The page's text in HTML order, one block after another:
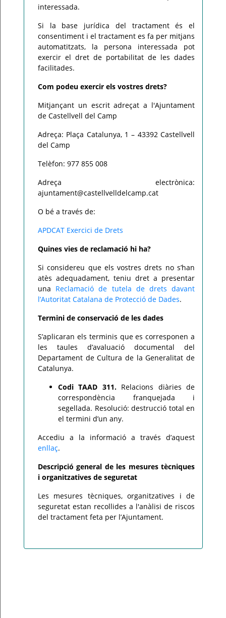
interessada.
Si la base jurídica del tractament és el
consentiment i el tractament es fa per mitjans
automatitzats, la persona interessada pot
exercir el dret de portabilitat de les dades
facilitades.
Com podeu exercir els vostres drets?
Mitjançant un escrit adreçat a l'Ajuntament
de Castellvell del Camp
Adreça: Plaça Catalunya, 1 – 43392 Castellvell
del Camp
Telèfon: 977 855 008
Adreça electrònica:
ajuntament@castellvelldelcamp.cat
O bé a través de:
APDCAT Exercici de Drets
Quines vies de reclamació hi ha?
Si considereu que els vostres drets no s’han
atès adequadament, teniu dret a presentar
una Reclamació de tutela de drets davant
l’Autoritat Catalana de Protecció de Dades.
Termini de conservació de les dades
S’aplicaran els terminis que es corresponen a
les taules d’avaluació documental del
Departament de Cultura de la Generalitat de
Catalunya.
Codi TAAD 311.Relacions diàries de
correspondència franquejada i
segellada. Resolució: destrucció total en
el termini d’un any.
Accediu a la informació a través d’aquest
enllaç.
Descripció general de les mesures tècniques
i organitzatives de seguretat
Les mesures tècniques, organitzatives i de
seguretat estan recollides a l'anàlisi de riscos
del tractament feta per l’Ajuntament.